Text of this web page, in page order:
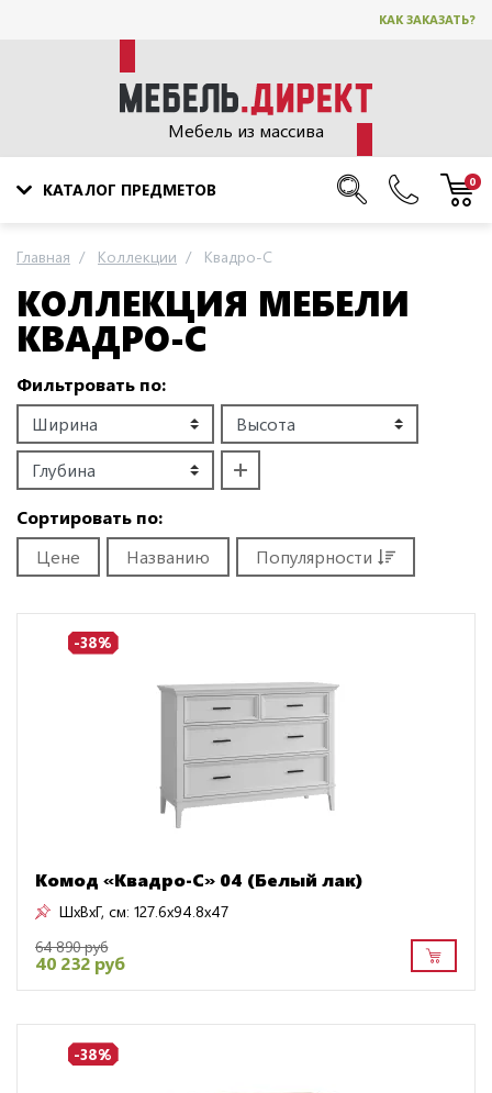
КАК ЗАКАЗАТЬ?
Мебель из массива
КАТАЛОГ ПРЕДМЕТОВ 0
Главная Коллекции Квадро-С
КОЛЛЕКЦИЯ МЕБЕЛИ
КВАДРО-С
Сортировать по:
Цене
Названию Популярности
Фильтровать по:
-38%
Комод «Квадро-С» 04 (Белый лак)
ШxВxГ, см: 127.6x94.8x47
64 890 руб
40 232 руб
-38%